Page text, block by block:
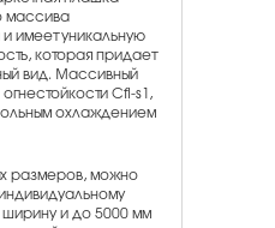
массива
имеет уникальную
которая придает
вид. Массивный
Cfl-s1,
охлаждением
размеров, можно
и до 5000 мм